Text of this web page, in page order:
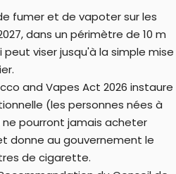
fumer et de vapoter sur les
dans un périmètre de 10 m
viser jusqu'à la simple mise
and Vapes Act 2026 instaure
(les personnes nées à
ne pourront jamais acheter
donne au gouvernement le
de cigarette.